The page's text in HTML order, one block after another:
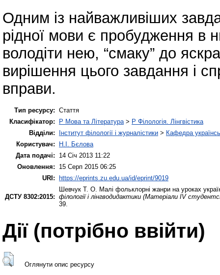
Одним із найважливіших
рідної мови є пробудження в
володіти нею, “смаку” до
вирішення цього завдання і
вправи.
Тип ресурсу: Стаття
Класифікатор:
P Мова та Література > P Філологія. Лінгвістика
Відділи:
Інститут філології і журналістики > Кафедра
Користувач:
Н.І. Бєлова
Дата подачі:
14 Січ 2013 11:22
Оновлення:
15 Серп 2015 06:25
URI: https://eprints.zu.edu.ua/id/eprint/9019
ДСТУ 8302:2015:
Шевчук Т. О. Малі фольклорні жанри на уроках
філології і лінгводидактики (Матеріали ІV
39.
Дії ​​(потрібно ввійти)
Оглянути опис ресурсу